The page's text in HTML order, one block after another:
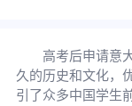
高考后申请意大
久的历史和文化，
引了众多中国学生